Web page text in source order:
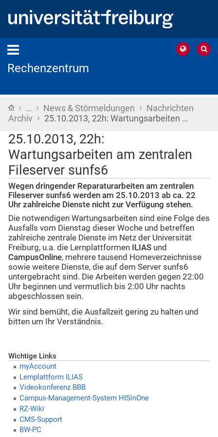
Rechenzentrum
Startseite
› … › News & Störmeldungen › Nachrichten
Archiv › 25.10.2013, 22h: Wartungsarbeiten …
25.10.2013, 22h:
Wartungsarbeiten am zentralen
Fileserver sunfs6
Wegen dringender Reparaturarbeiten am zentralen
Fileserver sunfs6 werden am 25.10.2013 ab ca. 22
Uhr zahlreiche Dienste nicht zur Verfügung stehen.
Die notwendigen Wartungsarbeiten sind eine Folge des
Ausfalls vom Dienstag dieser Woche und betreffen
zahlreiche zentrale Dienste im Netz der Universität
Freiburg, u.a. die Lernplattformen ILIAS und
CampusOnline, mehrere tausend Homeverzeichnisse
sowie weitere Dienste, die auf dem Server sunfs6
untergebracht sind. Die Arbeiten werden gegen 22:00
Uhr beginnen und vermutlich bis 2:00 Uhr nachts
abgeschlossen sein.
Wir sind bemüht, die Ausfallzeit gering zu halten und
bitten um Ihr Verständnis.
Wichtige Links
myAccount
Lernplattform ILIAS
Videokonferenz BBB
Campus-Management-System HISinOne
RZ-Wiki
CMS-Support
BW-PC